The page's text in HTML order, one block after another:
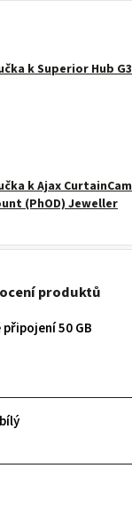
k Superior Hub G3
k Ajax CurtainCam
(PhOD) Jeweller
produktů
50 GB